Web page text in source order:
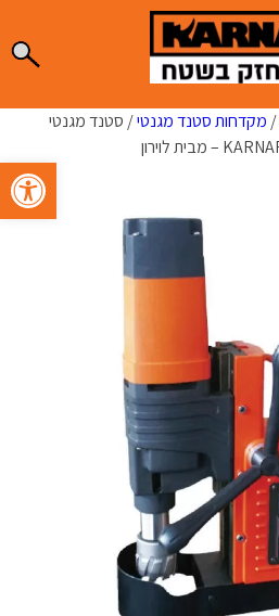
פתח
/ מקדחות סטנד מגנטי/ סטנד מגנטי